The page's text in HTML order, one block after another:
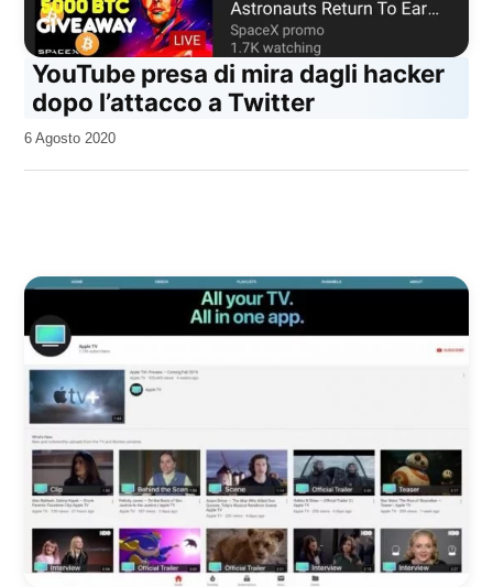
YouTube presa di mira dagli hacker
dopo l’attacco a Twitter
da
6 Agosto 2020